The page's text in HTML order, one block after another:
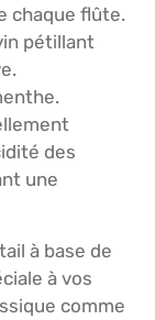
chaque flûte.
pétillant
des
une
à base de
à vos
comme